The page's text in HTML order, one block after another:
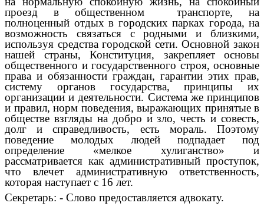
проезд в общественном транспорте, на
полноценный отдых в городских парках города, на
возможность связаться с родными и близкими,
используя средства городской сети. Основной закон
нашей страны, Конституция, закрепляет основы
общественного и государственного строя, основные
права и обязанности граждан, гарантии этих прав,
систему органов государства, принципы их
организации и деятельности. Система же принципов
и правил, норм поведения, выражающих принятые в
обществе взгляды на добро и зло, честь и совесть,
долг и справедливость, есть мораль. Поэтому
поведение молодых людей подпадает под
определение «мелкое хулиганство» и
рассматривается как административный проступок,
что влечет административную ответственность,
которая наступает с 16 лет.
Секретарь: - Слово предоставляется адвокату.